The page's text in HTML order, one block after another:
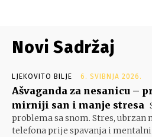
Novi Sadržaj
LJEKOVITO BILJE 6. SVIBNJA 2026.
Ašvaganda za nesanicu –
mirniji san i manje stresa
problema sa snom. Stres, ubrzan
telefona prije spavanja i mentalni